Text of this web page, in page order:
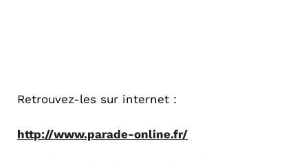
Retrouvez-les sur internet :
http://www.parade-online.fr/